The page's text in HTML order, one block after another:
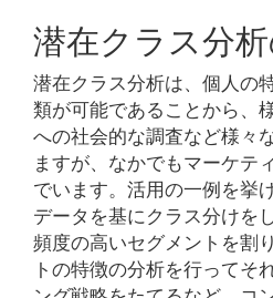
潜在クラス分
潜在クラス分析は、個人の
類が可能であることから、
への社会的な調査など様々
ますが、なかでもマーケテ
でいます。活用の一例を挙
データを基にクラス分けを
頻度の高いセグメントを割
トの特徴の分析を行ってそ